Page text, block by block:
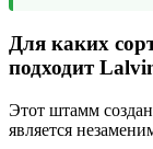
Для каких
подходит
Этот штамм
является